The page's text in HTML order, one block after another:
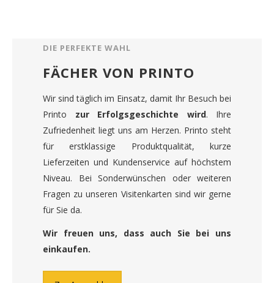
DIE PERFEKTE WAHL
FÄCHER VON PRINTO
Wir sind täglich im Einsatz, damit Ihr Besuch bei
Printo zur Erfolgsgeschichte wird. Ihre
Zufriedenheit liegt uns am Herzen. Printo steht
für erstklassige Produktqualität, kurze
Lieferzeiten und Kundenservice auf höchstem
Niveau. Bei Sonderwünschen oder weiteren
Fragen zu unseren Visitenkarten sind wir gerne
für Sie da.
Wir freuen uns, dass auch Sie bei uns
einkaufen.